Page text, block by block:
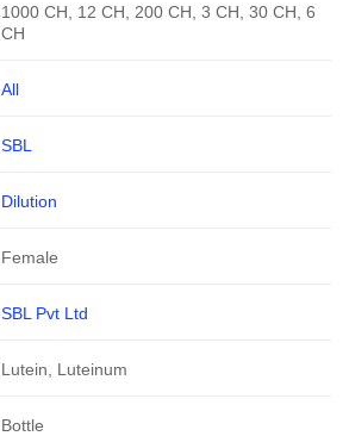
1000 CH, 12 CH, 200 CH, 3 CH, 30 CH, 6
CH
All
SBL
Dilution
Female
SBL Pvt Ltd
Lutein, Luteinum
Bottle